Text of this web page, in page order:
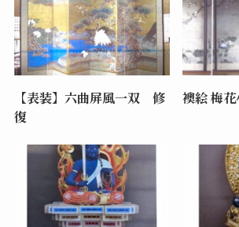
【表装】六曲屏風一双 修
復
襖絵 梅